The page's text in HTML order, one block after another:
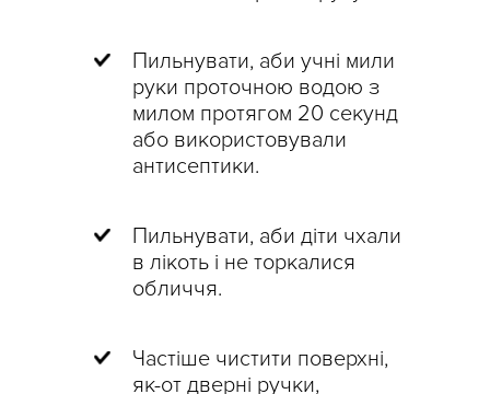
Пильнувати, аби учні мили
руки проточною водою з
милом протягом 20 секунд
або використовували
антисептики.
Пильнувати, аби діти чхали
в лікоть і не торкалися
обличчя.
Частіше чистити поверхні,
як-от дверні ручки,